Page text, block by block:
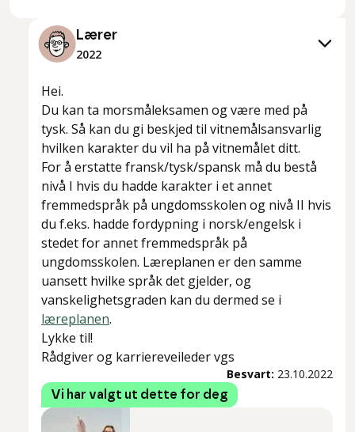
Lærer
2022
Hei.
Du kan ta morsmåleksamen og være med på
tysk. Så kan du gi beskjed til vitnemålsansvarlig
hvilken karakter du vil ha på vitnemålet ditt.
For å erstatte fransk/tysk/spansk må du bestå
nivå I hvis du hadde karakter i et annet
fremmedspråk på ungdomsskolen og nivå II hvis
du f.eks. hadde fordypning i norsk/engelsk i
stedet for annet fremmedspråk på
ungdomsskolen. Læreplanen er den samme
uansett hvilke språk det gjelder, og
vanskelighetsgraden kan du dermed se i
læreplanen.
Lykke til!
Rådgiver og karriereveileder vgs
Besvart: 23.10.2022
Vi har valgt ut dette for deg